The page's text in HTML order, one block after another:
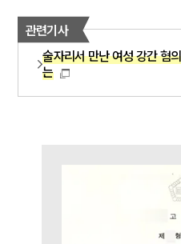
고객
주요
사례분
법
법
고
관련기사
술자리서 만난 여성 강간 혐
는